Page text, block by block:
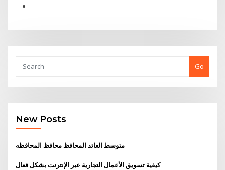
Go
New Posts
متوسط ​​العائد المحافظ محافظ المحافظه
كيفية تسويق الأعمال التجارية عبر الإنترنت بشكل فعال